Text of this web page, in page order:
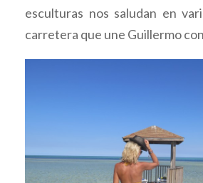
esculturas nos saludan en
carretera que une Guillermo